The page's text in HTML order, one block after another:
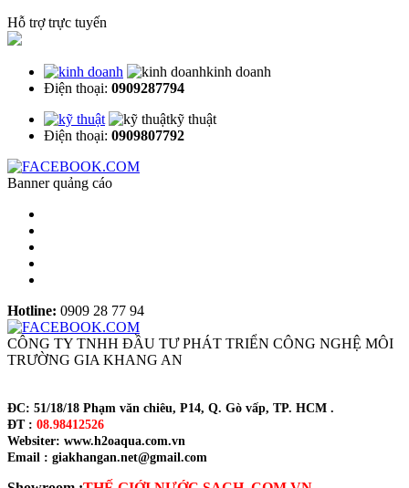
Hỗ trợ trực tuyến
kinh doanh
Điện thoại: 0909287794
kỹ thuật
Điện thoại: 0909807792
Banner quảng cáo
Hotline: 0909 28 77 94
CÔNG TY TNHH ĐẦU TƯ PHÁT TRIỂN CÔNG NGHỆ MÔI
TRƯỜNG GIA KHANG AN
ĐC: 51/18/18 Phạm văn chiêu, P14, Q. Gò vấp, TP. HCM .
ĐT : 08.98412526
Websiter: www.h2oaqua.com.vn
Email : giakhangan.net@gmail.com